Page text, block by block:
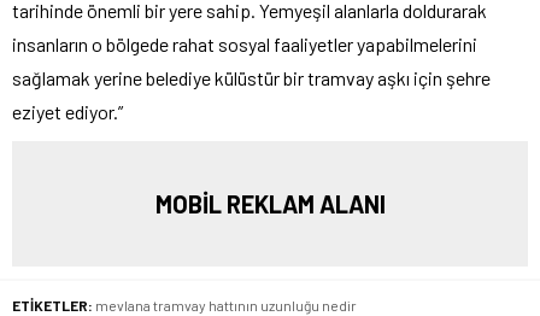
tarihinde önemli bir yere sahip. Yemyeşil alanlarla doldurarak
insanların o bölgede rahat sosyal faaliyetler yapabilmelerini
sağlamak yerine belediye külüstür bir tramvay aşkı için şehre
eziyet ediyor.”
MOBİL REKLAM ALANI
ETİKETLER: mevlana tramvay hattının uzunluğu nedir